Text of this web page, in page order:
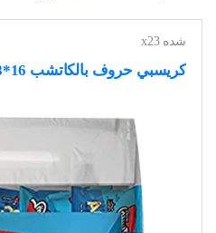
شده x23
كريسبي حروف بالكاتشب 16*18جم